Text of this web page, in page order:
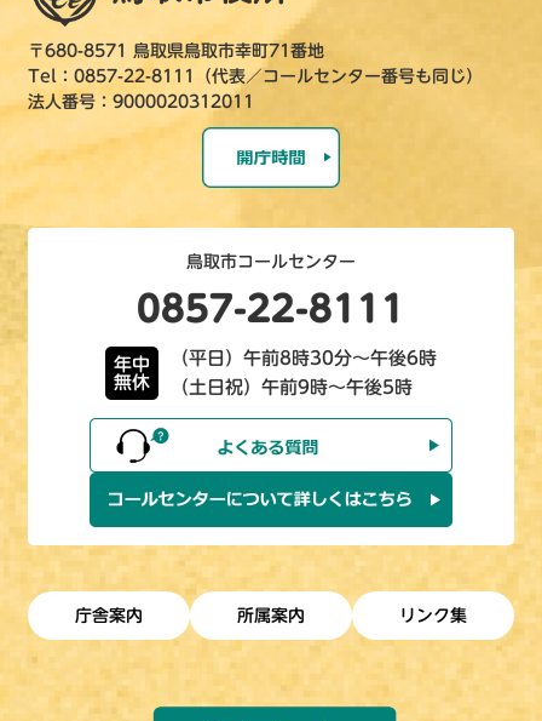
〒680-8571 鳥取県鳥取市幸町71番地
Tel：0857-22-8111（代表／コールセンター番号も同じ）
法人番号：9000020312011
鳥取市コールセンター
0857-22-8111
年中
無休
（平日）午前8時30分～午後6時
（土日祝）午前9時～午後5時
庁舎案内 所属案内 リンク集